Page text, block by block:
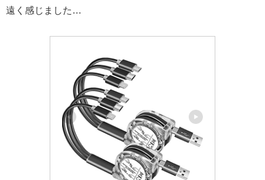
遠く感じました…